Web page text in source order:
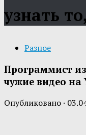
узнать
Разное
Программист
чужие видео на
Опубликовано ·